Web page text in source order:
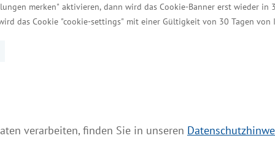
merken" aktivieren, dann wird das Cookie-Banner erst wieder in
das Cookie "cookie-settings" mit einer Gültigkeit von 30 Tagen von
verarbeiten, finden Sie in unseren
lud Mecklenburg-Vorpommern ein, den Tag
auszurichten. „Das wäre einerseits eine große
innovativen Wirtschaftsstandort zu
Mecklenburg-Vorpommern